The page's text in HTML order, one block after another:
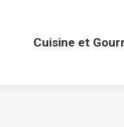
Cuisine et